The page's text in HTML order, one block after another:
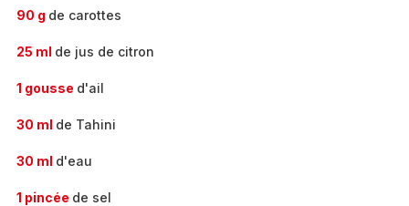
90 g de carottes
25 ml de jus de citron
1 gousse d'ail
30 ml de Tahini
30 ml d'eau
1 pincée de sel